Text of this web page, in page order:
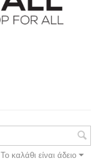
Το καλάθι είναι άδειο